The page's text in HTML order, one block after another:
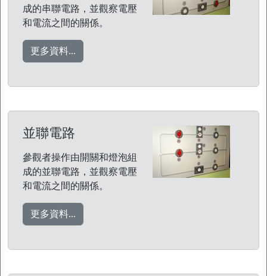
成的串聯電路，並觀察電壓
和電流之間的關係。
更多資料...
並聯電路
參觀者操作由開關和燈泡組
成的並聯電路，並觀察電壓
和電流之間的關係。
更多資料...